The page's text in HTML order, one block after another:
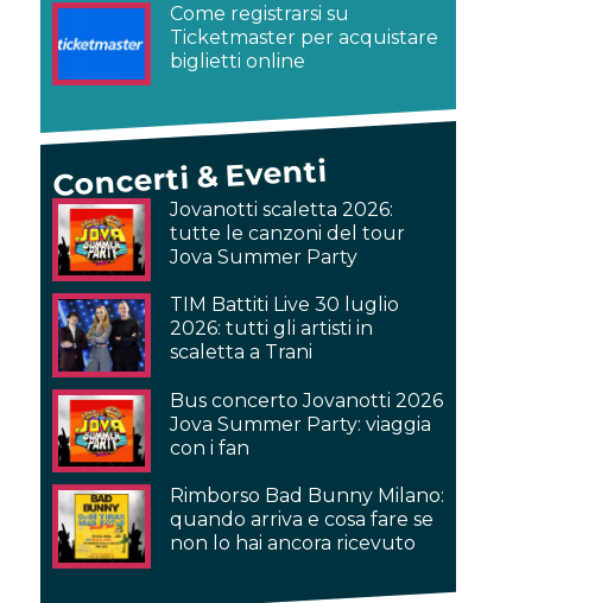
Come registrarsi su
Ticketmaster per acquistare
biglietti online
Concerti & Eventi
Jovanotti scaletta 2026:
tutte le canzoni del tour
Jova Summer Party
TIM Battiti Live 30 luglio
2026: tutti gli artisti in
scaletta a Trani
Bus concerto Jovanotti 2026
Jova Summer Party: viaggia
con i fan
Rimborso Bad Bunny Milano:
quando arriva e cosa fare se
non lo hai ancora ricevuto